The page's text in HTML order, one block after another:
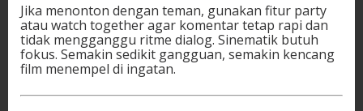
Jika menonton dengan teman, gunakan fitur party
atau watch together agar komentar tetap rapi dan
tidak mengganggu ritme dialog. Sinematik butuh
fokus. Semakin sedikit gangguan, semakin kencang
film menempel di ingatan.